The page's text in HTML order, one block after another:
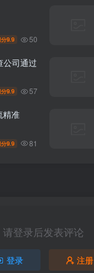
分9.9 50
公司通过
分9.9 57
精准
分9.9 81
请登录后发表评论
登录 注册